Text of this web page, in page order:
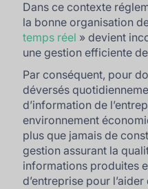
Dans ce contexte
la bonne organisation
temps réel » devient
une gestion efficiente
Par conséquent, pour
déversés
d’information de
environnement
plus que jamais de
gestion assurant la
informations produites
d’entreprise pour